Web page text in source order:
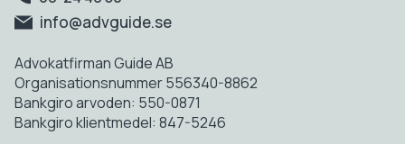
info@advguide.se
Advokatfirman Guide AB
Organisationsnummer 556340-8862
Bankgiro arvoden: 550-0871
Bankgiro klientmedel: 847-5246